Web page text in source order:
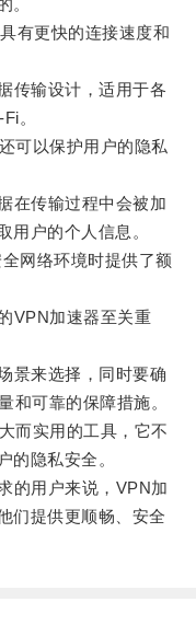
。
更快的连接速度和
输设计，适用于各
。
以保护用户的隐私
传输过程中会被加
用户的个人信息。
网络环境时提供了额
加速器至关重
来选择，同时要确
和可靠的保障措施。
实用的工具，它不
的隐私安全。
用户来说，VPN加
们提供更顺畅、安全